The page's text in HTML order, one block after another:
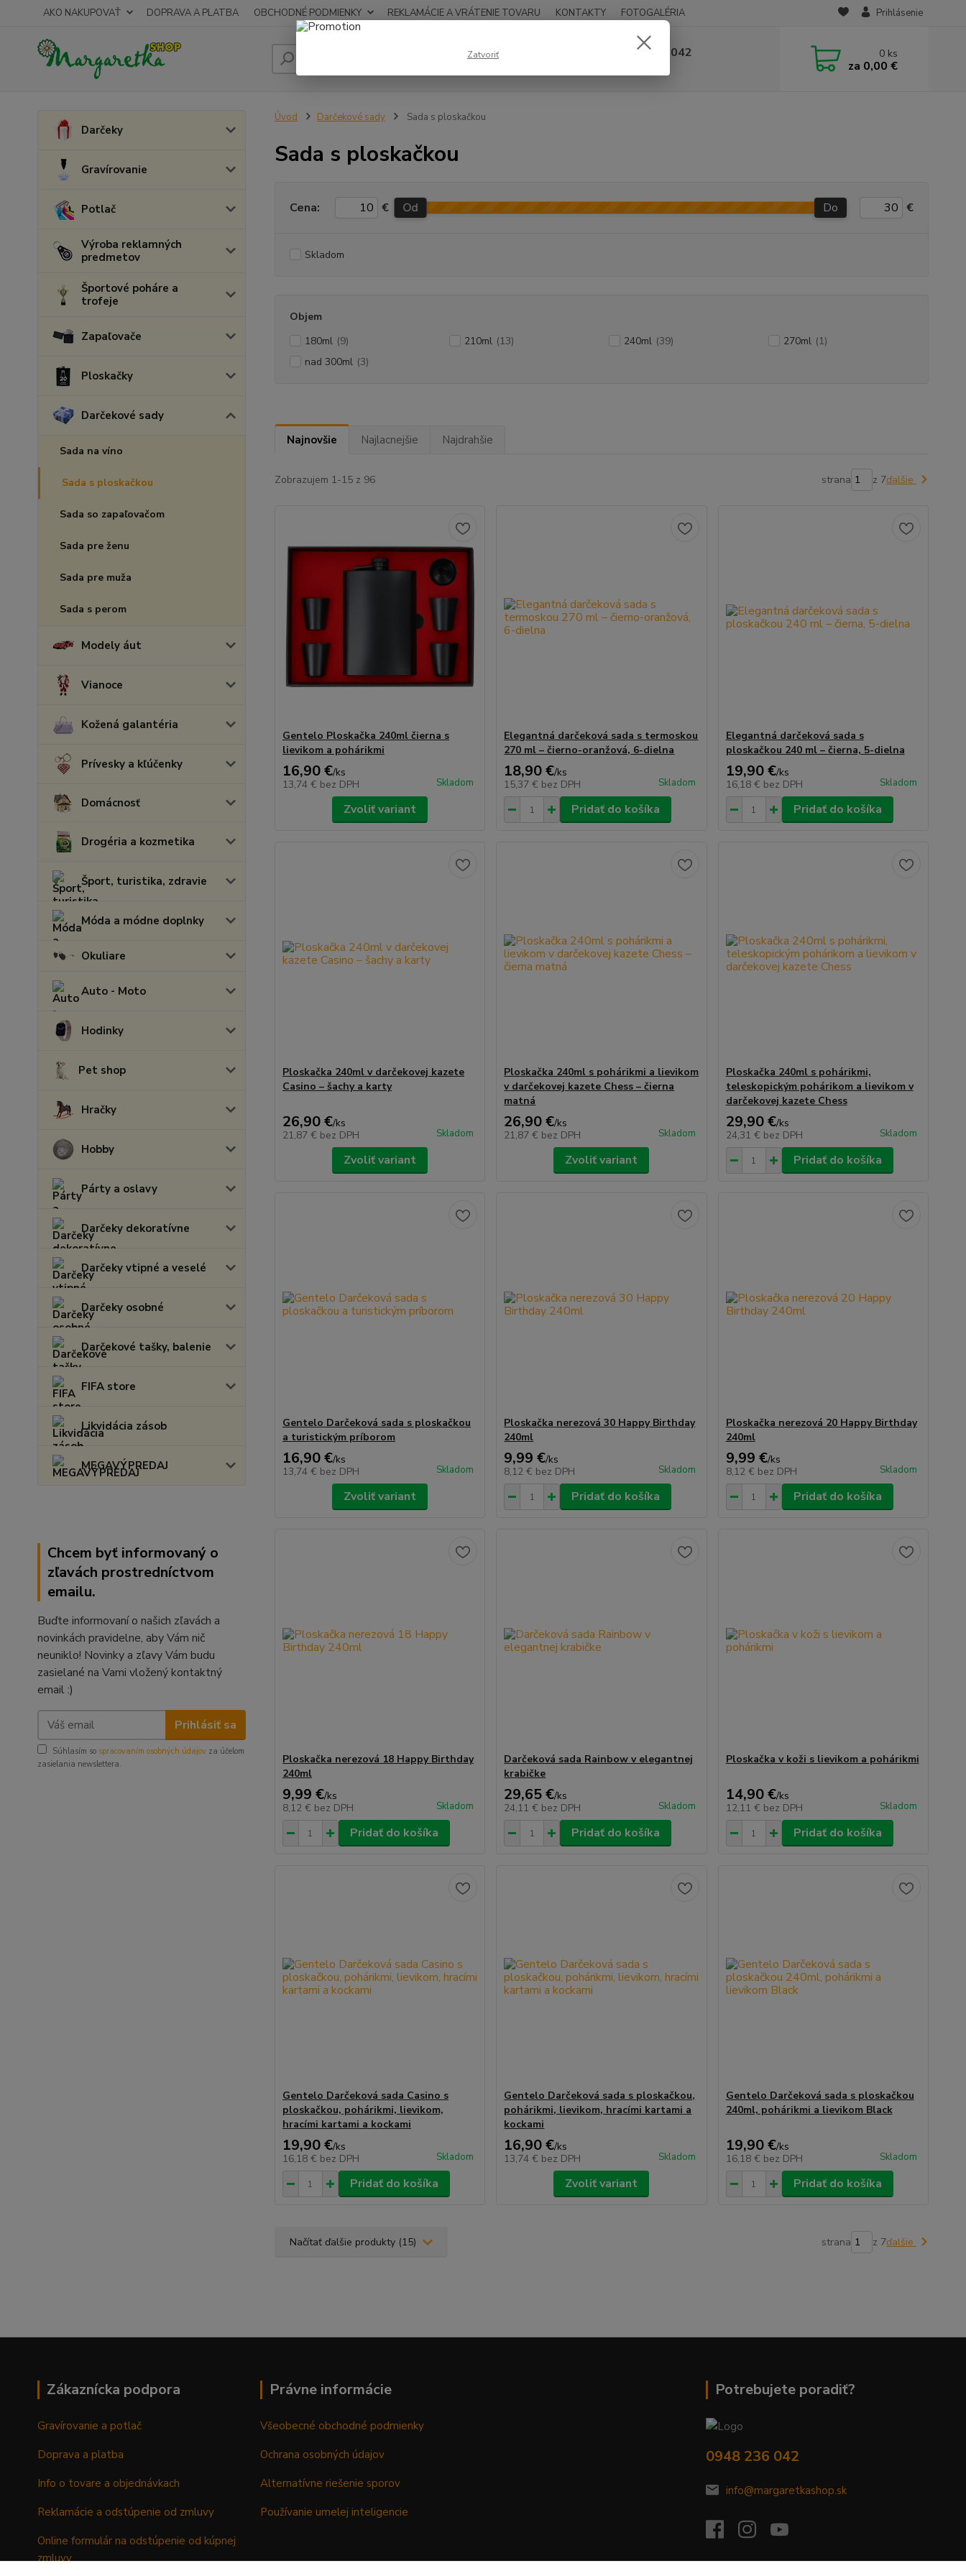
AKO NAKUPOVAŤ DOPRAVA A PLATBA OBCHODNÉ PODMIENKY REKLAMÁCIE A VRÁTENIE TOVARU KONTAKTY FOTOGALÉRIA Prihlásenie
Hľadať 0948 236 042 0 ks
za 0,00 €
Darčeky
Gravírovanie
Potlač
Výroba reklamných
predmetov
Športové poháre a
trofeje
Zapaľovače
Ploskačky
Darčekové sady
Sada na víno
Sada s ploskačkou
Sada so zapaľovačom
Sada pre ženu
Sada pre muža
Sada s perom
Modely áut
Vianoce
Kožená galantéria
Prívesky a kľúčenky
Domácnosť
Drogéria a kozmetika
Šport, turistika, zdravie
Móda a módne doplnky
Okuliare
Auto - Moto
Hodinky
Pet shop
Hračky
Hobby
Párty a oslavy
Darčeky dekoratívne
Darčeky vtipné a veselé
Darčeky osobné
Darčekové tašky, balenie
FIFA store
Likvidácia zásob
MEGAVÝPREDAJ
Chcem byť informovaný o
zľavách prostredníctvom
emailu.
Buďte informovaní o našich zľavách a
novinkách pravidelne, aby Vám nič
neuniklo! Novinky a zľavy Vám budu
zasielané na Vami vložený kontaktný
email :)
Prihlásiť sa
Súhlasím so spracovaním osobných údajov za účelom
zasielania newslettera.
Úvod Darčekové sady Sada s ploskačkou
Sada s ploskačkou
Cena: € Od Do €
Skladom
Objem
180ml (9) 210ml (13) 240ml (39) 270ml (1)
nad 300ml (3)
Najnovšie Najlacnejšie Najdrahšie
Zobrazujem 1-15 z 96 strana z 7ďalšie
Gentelo Ploskačka 240ml čierna s
lievikom a pohárikmi
16,90 €/ks
13,74 € bez DPH Skladom
Zvoliť variant
Elegantná darčeková sada s termoskou
270 ml – čierno-oranžová, 6-dielna
18,90 €/ks
15,37 € bez DPH Skladom
Pridať do košíka
Elegantná darčeková sada s
ploskačkou 240 ml – čierna, 5-dielna
19,90 €/ks
16,18 € bez DPH Skladom
Pridať do košíka
Ploskačka 240ml v darčekovej kazete
Casino – šachy a karty
26,90 €/ks
21,87 € bez DPH Skladom
Zvoliť variant
Ploskačka 240ml s pohárikmi a lievikom
v darčekovej kazete Chess – čierna
matná
26,90 €/ks
21,87 € bez DPH Skladom
Zvoliť variant
Ploskačka 240ml s pohárikmi,
teleskopickým pohárikom a lievikom v
darčekovej kazete Chess
29,90 €/ks
24,31 € bez DPH Skladom
Pridať do košíka
Gentelo Darčeková sada s ploskačkou
a turistickým príborom
16,90 €/ks
13,74 € bez DPH Skladom
Zvoliť variant
Ploskačka nerezová 30 Happy Birthday
240ml
9,99 €/ks
8,12 € bez DPH Skladom
Pridať do košíka
Ploskačka nerezová 20 Happy Birthday
240ml
9,99 €/ks
8,12 € bez DPH Skladom
Pridať do košíka
Ploskačka nerezová 18 Happy Birthday
240ml
9,99 €/ks
8,12 € bez DPH Skladom
Pridať do košíka
Darčeková sada Rainbow v elegantnej
krabičke
29,65 €/ks
24,11 € bez DPH Skladom
Pridať do košíka
Ploskačka v koži s lievikom a pohárikmi
14,90 €/ks
12,11 € bez DPH Skladom
Pridať do košíka
Gentelo Darčeková sada Casino s
ploskačkou, pohárikmi, lievikom,
hracími kartami a kockami
19,90 €/ks
16,18 € bez DPH Skladom
Pridať do košíka
Gentelo Darčeková sada s ploskačkou,
pohárikmi, lievikom, hracími kartami a
kockami
16,90 €/ks
13,74 € bez DPH Skladom
Zvoliť variant
Gentelo Darčeková sada s ploskačkou
240ml, pohárikmi a lievikom Black
19,90 €/ks
16,18 € bez DPH Skladom
Pridať do košíka
Načítať ďalšie produkty (15) strana z 7ďalšie
Zákaznícka podpora
Gravírovanie a potlač
Doprava a platba
Info o tovare a objednávkach
Reklamácie a odstúpenie od zmluvy
Online formulár na odstúpenie od kúpnej
zmluvy
Právne informácie
Všeobecné obchodné podmienky
Ochrana osobných údajov
Alternatívne riešenie sporov
Používanie umelej inteligencie
Potrebujete poradiť?
0948 236 042
info@margaretkashop.sk
Zatvoriť